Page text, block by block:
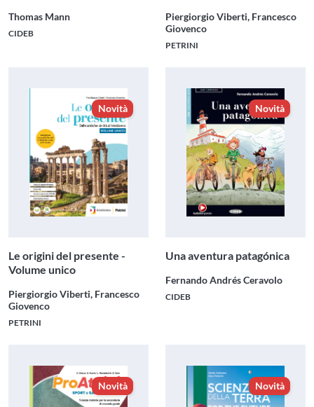
Thomas Mann
CIDEB
Piergiorgio Viberti, Francesco
Giovenco
PETRINI
Novità
Le origini del presente -
Volume unico
Piergiorgio Viberti, Francesco
Giovenco
PETRINI
Novità
Una aventura patagónica
Fernando Andrés Ceravolo
CIDEB
Novità Novità